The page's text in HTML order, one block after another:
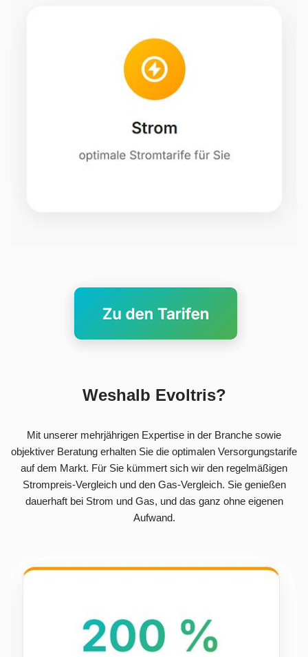
Weshalb Evoltris?
Mit unserer mehrjährigen Expertise in der Branche sowie
objektiver Beratung erhalten Sie die optimalen Versorgungstarife
auf dem Markt. Für Sie kümmert sich wir den regelmäßigen
Strompreis-Vergleich und den Gas-Vergleich. Sie genießen
dauerhaft bei Strom und Gas, und das ganz ohne eigenen
Aufwand.